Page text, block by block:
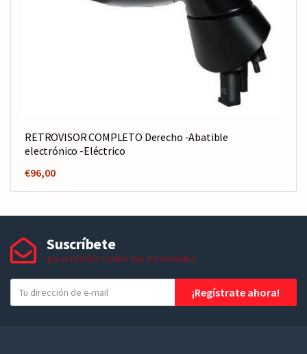
RETROVISOR COMPLETO Derecho -Abatible
electrónico -Eléctrico
€96,00
Suscríbete
para recibir todas las novedades
u
¡Regístrate ahora!